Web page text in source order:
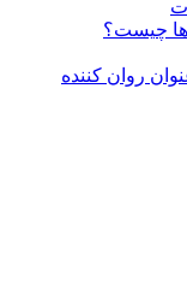
روان کننده